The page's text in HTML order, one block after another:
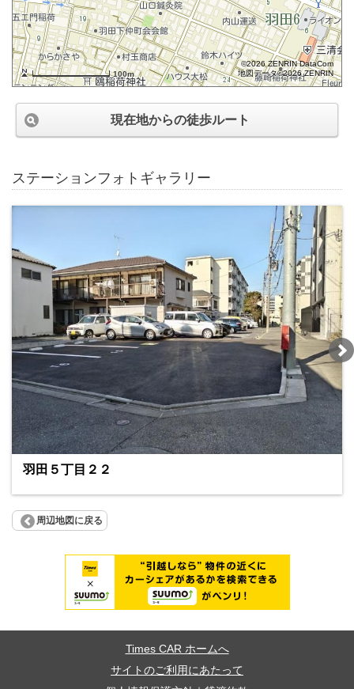
100m
©2026 ZENRIN DataCom
地図データ©2026 ZENRIN
現在地からの徒歩ルート
ステーションフォトギャラリー
羽田５丁目２２
周辺地図に戻る
Times CAR ホームへ
サイトのご利用にあたって